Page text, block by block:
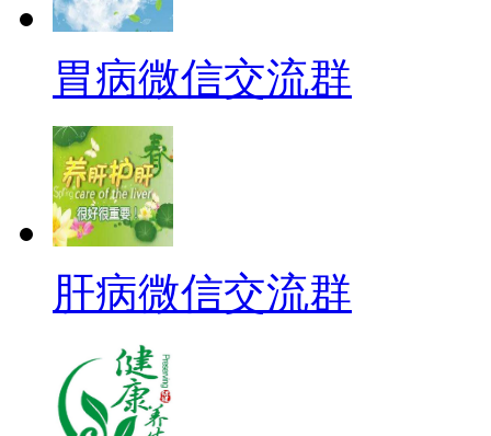
胃病微信交流群
肝病微信交流群